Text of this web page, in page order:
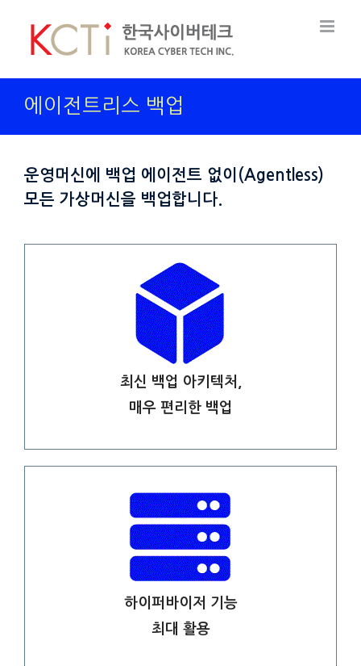
에이전트리스 백업
운영머신에 백업 에이전트 없이(Agentless)
모든 가상머신을 백업합니다.
최신 백업 아키텍처,
매우 편리한 백업
하이퍼바이저 기능
최대 활용